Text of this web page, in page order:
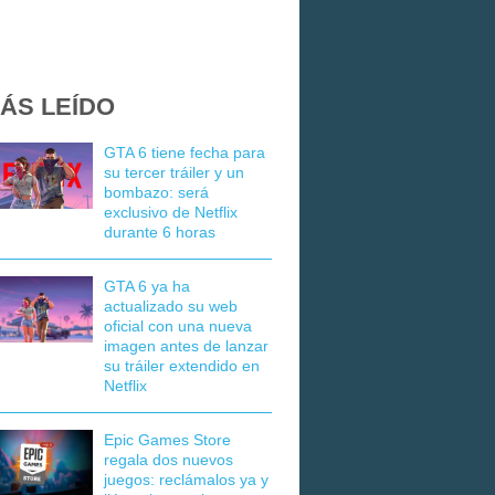
LEÍDO
GTA 6 tiene fecha para
su tercer tráiler y un
bombazo: será
exclusivo de Netflix
durante 6 horas
GTA 6 ya ha
actualizado su web
oficial con una nueva
imagen antes de lanzar
su tráiler extendido en
Netflix
Epic Games Store
regala dos nuevos
juegos: reclámalos ya y